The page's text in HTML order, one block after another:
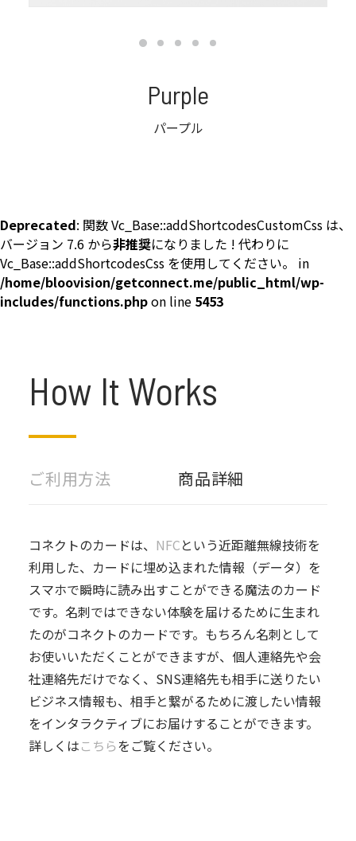
Purple
パープル
Deprecated: 関数 Vc_Base::addShortcodesCustomCss は、
バージョン 7.6 から非推奨になりました ! 代わりに
Vc_Base::addShortcodesCss を使用してください。 in
/home/bloovision/getconnect.me/public_html/wp-
includes/functions.phpon line 5453
How It Works
ご利用方法 商品詳細
コネクトのカードは、 NFCという近距離無線技術を
利用した、カードに埋め込まれた情報（データ）を
スマホで瞬時に読み出すことができる魔法のカード
です。名刺ではできない体験を届けるために生まれ
たのがコネクトのカードです。もちろん名刺として
お使いいただくことができますが、個人連絡先や会
社連絡先だけでなく、SNS連絡先も相手に送りたい
ビジネス情報も、相手と繋がるために渡したい情報
をインタラクティブにお届けすることができます。
詳しくはこちらをご覧ください。